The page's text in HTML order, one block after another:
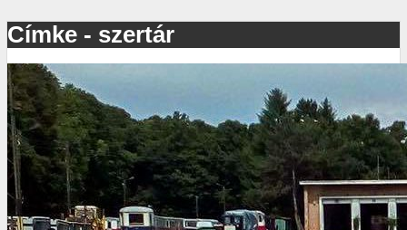
Címke - szertár